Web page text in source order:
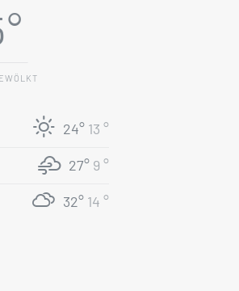
24° 13 °
27° 9 °
32° 14 °